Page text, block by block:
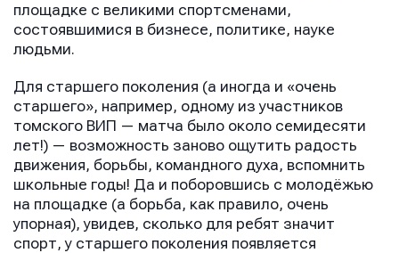
площадке с великими спортсменами,
состоявшимися в бизнесе, политике, науке
людьми.
Для старшего поколения (а иногда и «очень
старшего», например, одному из участников
томского ВИП — матча было около семидесяти
лет!) — возможность заново ощутить радость
движения, борьбы, командного духа, вспомнить
школьные годы! Да и поборовшись с молодёжью
на площадке (а борьба, как правило, очень
упорная), увидев, сколько для ребят значит
спорт, у старшего поколения появляется